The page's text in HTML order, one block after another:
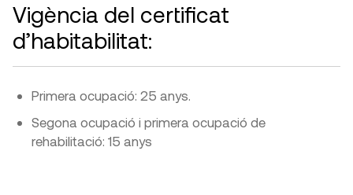
Vigència del certificat
d’habitabilitat:
Primera ocupació: 25 anys.
Segona ocupació i primera ocupació de
rehabilitació: 15 anys